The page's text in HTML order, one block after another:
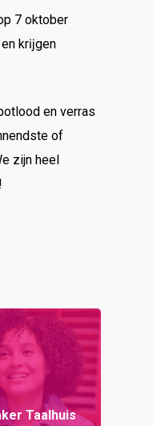
7 oktober
krĳgen
en verras
of
zijn heel
Taalhuis